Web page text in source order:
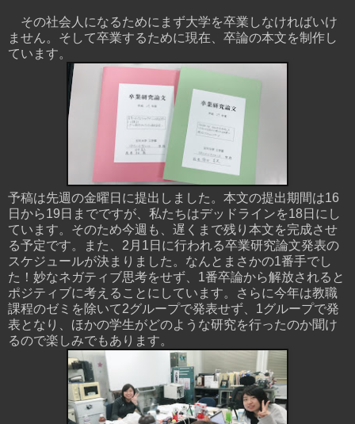
その社会人になるためにまず大学を卒業しなければいけ
ません。そして卒業するために現在、卒論の本文を制作し
ています。
予稿は先週の金曜日に提出しました。本文の提出期間は16
日から19日までですが、私たちはデッドラインを18日にし
ています。そのため今週も、遅くまで残り本文を完成させ
る予定です。また、2月1日に行われる卒業研究論文発表の
スケジュールが決まりました。なんとまさかの1番手でし
た！妙なネガティブ思考をせず、1番卒論から解放されると
ポジティブに考えることにしています。さらに今年は教職
課程のゼミを除いて2グループで発表せず、1グループで発
表となり、ほかの学生がどのような研究を行ったのか聞け
るので楽しみでもあります。